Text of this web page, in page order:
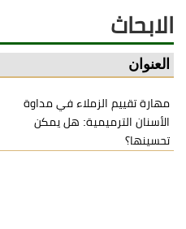
الابحاث
العنوان
مهارة تقييم الزملاء في مداوة
الأسنان الترميمية: هل يمكن
تحسينها؟